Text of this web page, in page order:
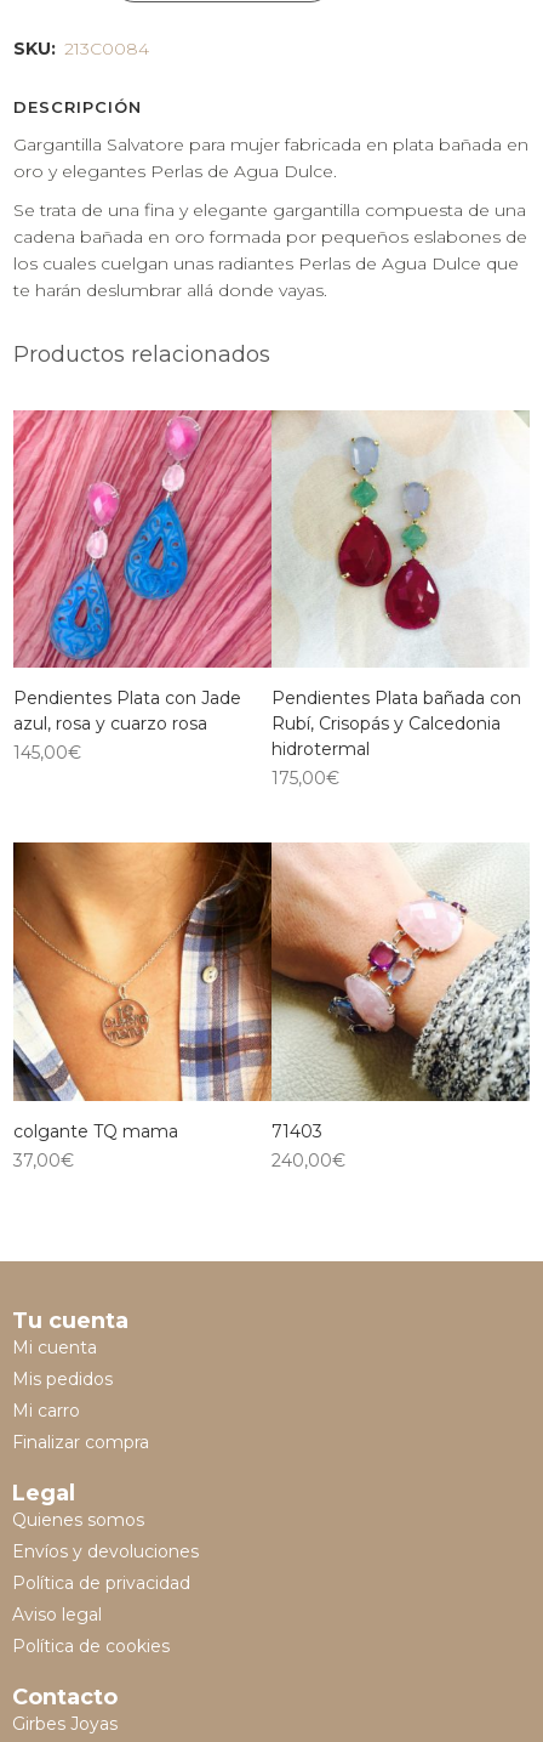
SKU: 213C0084
DESCRIPCIÓN
Gargantilla Salvatore para mujer fabricada en plata bañada en
oro y elegantes Perlas de Agua Dulce.
Se trata de una fina y elegante gargantilla compuesta de una
cadena bañada en oro formada por pequeños eslabones de
los cuales cuelgan unas radiantes Perlas de Agua Dulce que
te harán deslumbrar allá donde vayas.
Productos relacionados
Pendientes Plata con Jade
azul, rosa y cuarzo rosa
145,00€
Pendientes Plata bañada con
Rubí, Crisopás y Calcedonia
hidrotermal
175,00€
colgante TQ mama
37,00€
71403
240,00€
Tu cuenta
Mi cuenta
Mis pedidos
Mi carro
Finalizar compra
Legal
Quienes somos
Envíos y devoluciones
Política de privacidad
Aviso legal
Política de cookies
Contacto
Girbes Joyas